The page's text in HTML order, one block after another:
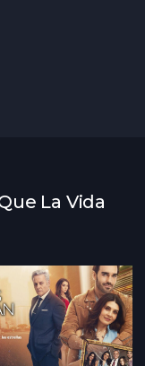
La Vida